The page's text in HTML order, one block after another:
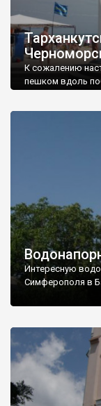
К сожалению
пешком вдоль
Интересную
Симферополя в